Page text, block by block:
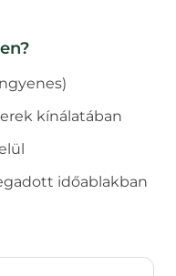
?
kínálatában
időablakban